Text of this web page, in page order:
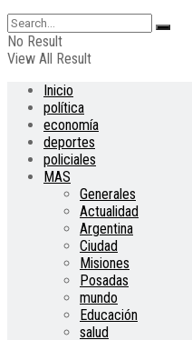
No Result
View All Result
Inicio
política
economía
deportes
policiales
MAS
Generales
Actualidad
Argentina
Ciudad
Misiones
Posadas
mundo
Educación
salud